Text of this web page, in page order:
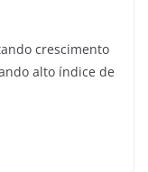
crescimento
alto índice de